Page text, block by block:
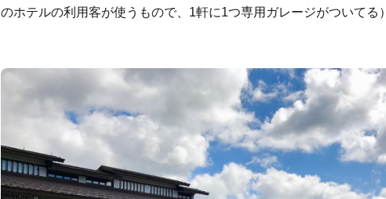
のホテルの利用客が使うもので、1軒に1つ専用ガレージがついてる）